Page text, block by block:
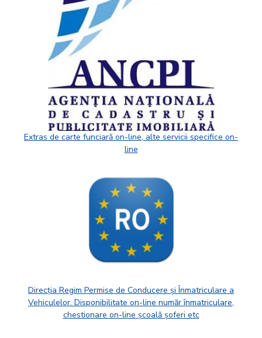
Extras de carte funciară on-line, alte servicii specifice on-
line
Direcția Regim Permise de Conducere și Înmatriculare a
Vehiculelor. Disponibilitate on-line număr înmatriculare,
chestionare on-line școală șoferi etc